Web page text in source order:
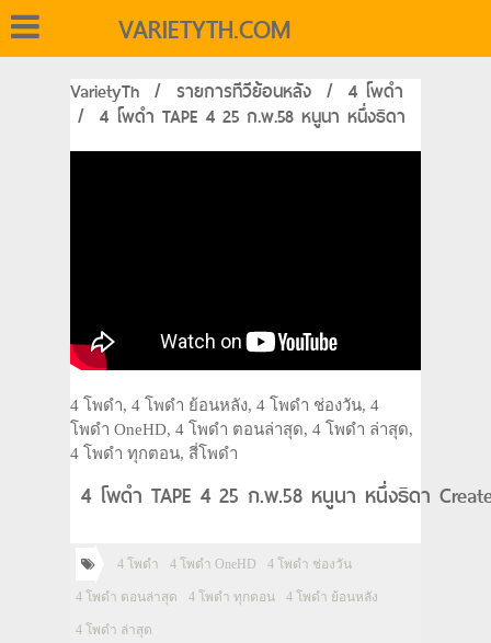
VARIETYTH.COM
VarietyTh / รายการทีวีย้อนหลัง / 4 โพดำ
/ 4 โพดำ TAPE 4 25 ก.พ.58 หนูนา หนึ่งธิดา
4 โพดำ, 4 โพดำ ย้อนหลัง, 4 โพดำ ช่องวัน, 4
โพดำ OneHD, 4 โพดำ ตอนล่าสุด, 4 โพดำ ล่าสุด,
4 โพดำ ทุกตอน, สี่โพดำ
4 โพดำ TAPE 4 25 ก.พ.58 หนูนา หนึ่งธิดา
4 โพดำ 4 โพดำ OneHD 4 โพดำ ช่องวัน
4 โพดำ ตอนล่าสุด 4 โพดำ ทุกตอน 4 โพดำ ย้อนหลัง
4 โพดำ ล่าสุด